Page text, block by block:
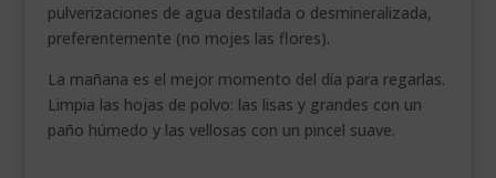
pulverizaciones de agua destilada o desmineralizada,
preferentemente (no mojes las flores).
La mañana es el mejor momento del día para regarlas.
Limpia las hojas de polvo: las lisas y grandes con un
paño húmedo y las vellosas con un pincel suave.